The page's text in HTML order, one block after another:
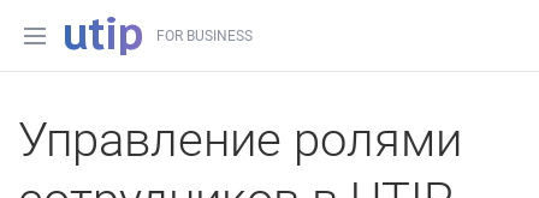
FOR BUSINESS
Управление ролями